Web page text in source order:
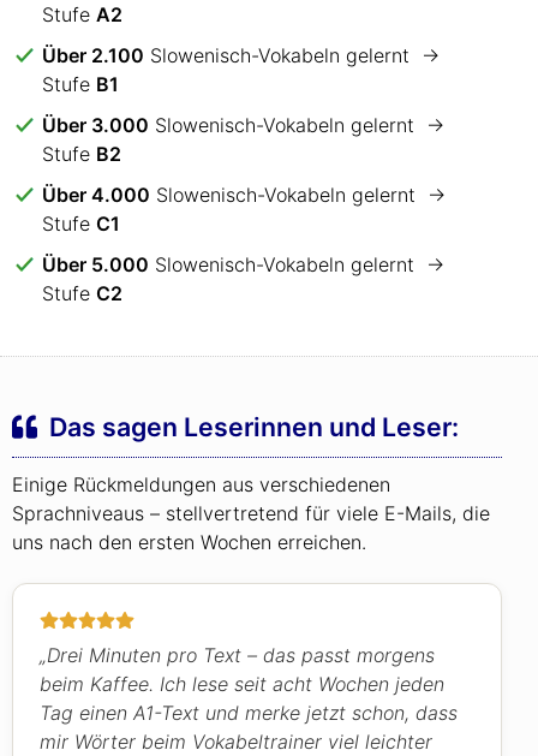
Stufe A2
Über 2.100 Slowenisch-Vokabeln gelernt →
Stufe B1
Über 3.000 Slowenisch-Vokabeln gelernt →
Stufe B2
Über 4.000 Slowenisch-Vokabeln gelernt →
Stufe C1
Über 5.000 Slowenisch-Vokabeln gelernt →
Stufe C2
Das sagen Leserinnen und Leser:
Einige Rückmeldungen aus verschiedenen
Sprachniveaus – stellvertretend für viele E-Mails, die
uns nach den ersten Wochen erreichen.
„Drei Minuten pro Text – das passt morgens
beim Kaffee. Ich lese seit acht Wochen jeden
Tag einen A1-Text und merke jetzt schon, dass
mir Wörter beim Vokabeltrainer viel leichter